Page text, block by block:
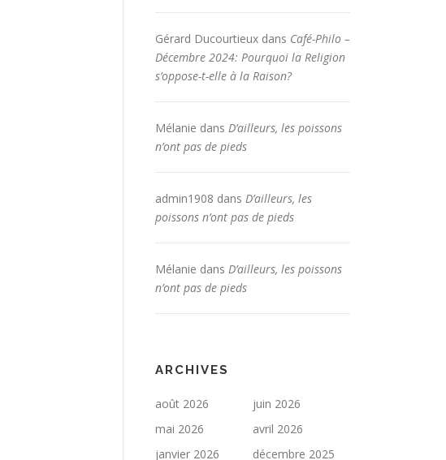
Gérard Ducourtieux dans Café-Philo –
Décembre 2024: Pourquoi la Religion
s’oppose-t-elle à la Raison?
Mélanie dans D’ailleurs, les poissons
n’ont pas de pieds
admin1908 dans D’ailleurs, les
poissons n’ont pas de pieds
Mélanie dans D’ailleurs, les poissons
n’ont pas de pieds
ARCHIVES
août 2026
juin 2026
mai 2026
avril 2026
janvier 2026
décembre 2025